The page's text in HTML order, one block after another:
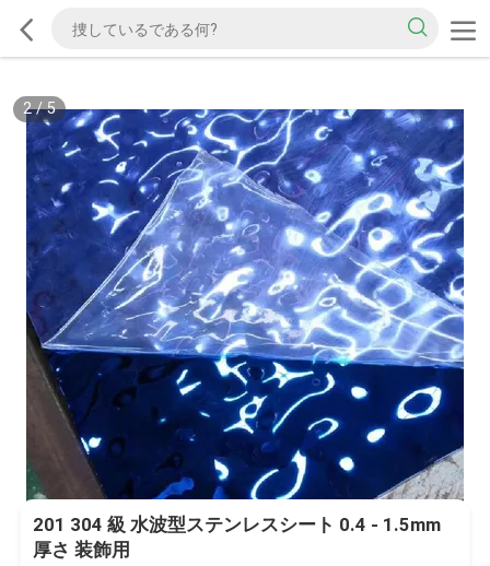
2/5
201 304 級 水波型ステンレスシート 0.4 - 1.5mm
厚さ 装飾用